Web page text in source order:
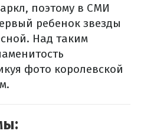
поэтому в СМИ
ребенок звезды
Над таким
фото королевской